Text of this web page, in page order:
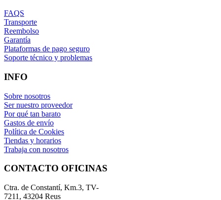
FAQS
Transporte
Reembolso
Garantía
Plataformas de pago seguro
Soporte técnico y problemas
INFO
Sobre nosotros
Ser nuestro proveedor
Por qué tan barato
Gastos de envío
Política de Cookies
Tiendas y horarios
Trabaja con nosotros
CONTACTO OFICINAS
Ctra. de Constantí, Km.3, TV-
7211, 43204 Reus